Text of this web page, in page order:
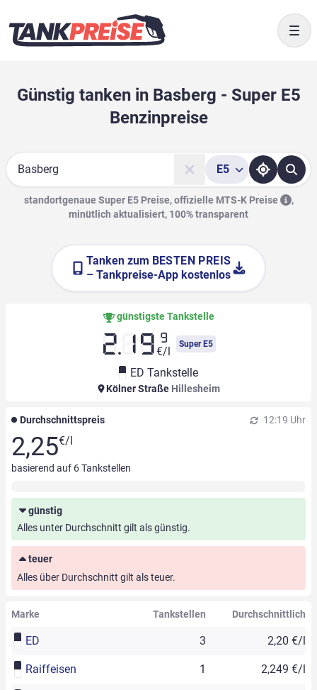
Günstig tanken in Basberg - Super E5
Benzinpreise
Suche
E5
standortgenaue Super E5 Preise, offizielle MTS-K Preise
,
minütlich aktualisiert, 100% transparent
Tanken zum BESTEN PREIS
– Tankpreise-App kostenlos
günstigste Tankstelle
2.19 9
€/l
Super E5
ED Tankstelle
Kölner Straße Hillesheim
Durchschnittspreis 12:19 Uhr
2,25€/l
basierend auf 6Tankstellen
günstig
Alles unter Durchschnitt gilt als günstig.
teuer
Alles über Durchschnitt gilt als teuer.
Marke Tankstellen Durchschnittlich
ED 3 2,20 €/l
Raiffeisen 1 2,249 €/l